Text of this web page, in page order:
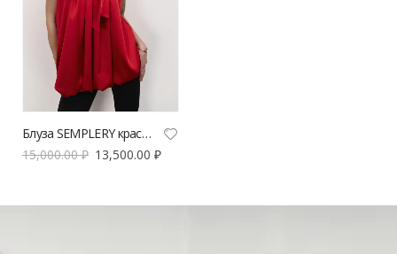
Блуза SEMPLERY красного цвета | VERESK studio
15,000.00₽ 13,500.00 ₽